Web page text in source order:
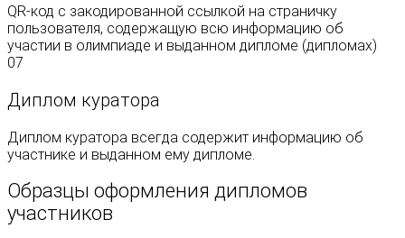
QR-код с закодированной ссылкой на страничку
пользователя, содержащую всю информацию об
участии в олимпиаде и выданном дипломе (дипломах)
07
Диплом куратора
Диплом куратора всегда содержит информацию об
участнике и выданном ему дипломе.
Образцы оформления дипломов
участников